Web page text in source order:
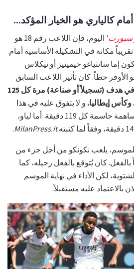
كالياري هو الخيار المؤكد...
سبورت
' اليوم، فإن اللاعب رقم 18 هو
مكانه في التشكيلة الأساسية أمام
إما سانتياغو خيمينيز أو نيكلاس
حظاً. كان تأثير اللاعب السابق
إذ ساهم في هدف (تسجيلاً أو صناعة) مرة كل 125
إيطاليا. و لا يتفوق عليه في هذا
الجانب سوى بوليسيك، بمساهمة حاسمة كل 119 دقيقة. أما لياو،
MilanPress.it
.
يلعب نكونكو من أجل جزء من
كان يُتوقع بالفعل رحيله، كما
لكن الأداء في نهاية الموسم
بالاعتماد عليه مستقبلاً.